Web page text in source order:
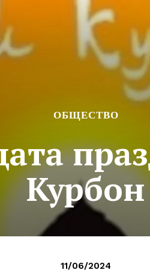
ОБЩЕСТВО
Курбон
11/06/2024